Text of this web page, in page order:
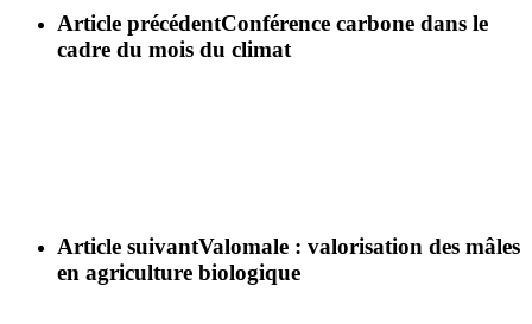
Article précédentConférence carbone dans le
cadre du mois du climat
Article suivantValomale : valorisation des mâles
en agriculture biologique